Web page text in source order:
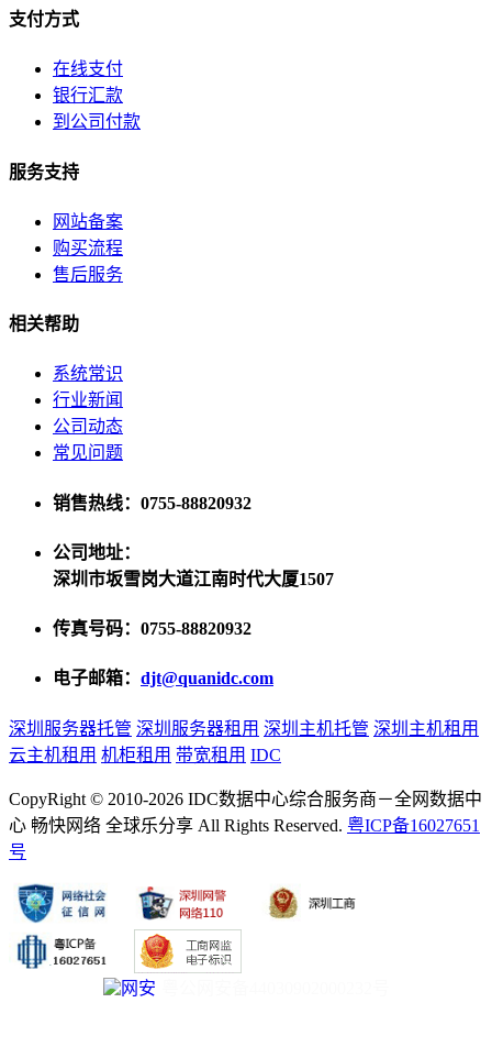
支付方式
在线支付
银行汇款
到公司付款
服务支持
网站备案
购买流程
售后服务
相关帮助
系统常识
行业新闻
公司动态
常见问题
销售热线：0755-88820932
公司地址：
深圳市坂雪岗大道江南时代大厦1507
传真号码：0755-88820932
电子邮箱： djt@quanidc.com
深圳服务器托管 深圳服务器租用 深圳主机托管 深圳主机租用
云主机租用 机柜租用 带宽租用 IDC
CopyRight © 2010-2026 IDC数据中心综合服务商－全网数据中
心 畅快网络 全球乐分享 All Rights Reserved. 粤ICP备16027651
号